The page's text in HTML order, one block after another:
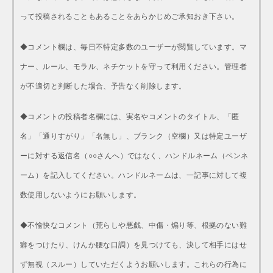
って投稿されることもあることをあらかじめご承知おき下さい。
◆コメント欄は、毎日不特定多数のユーザーが閲覧しています。マ
ナー、ルール、モラル、ネチケットを守って利用ください。管理者
が不適切と判断した場合、予告なく削除します。
◆コメントの投稿者名欄には、実名やコメントのタイトル、「匿
名」「通りすがり」「名無し」、ブランク（空欄）又は特定ユーザ
ーに対する返信名（○○さんへ）ではなく、ハンドルネーム（ペンネ
ーム）を記入してください。ハンドルネームは、一記事に対して複
数使用しないようにお願いします。
◆不愉快なコメント（荒らしや悪戯、中傷・煽り等、根拠のない難
癖をつけたり、けんか腰な口調）を見つけても、決して相手にはせ
ず無視（スルー）していただくようお願いします。これらの行為に